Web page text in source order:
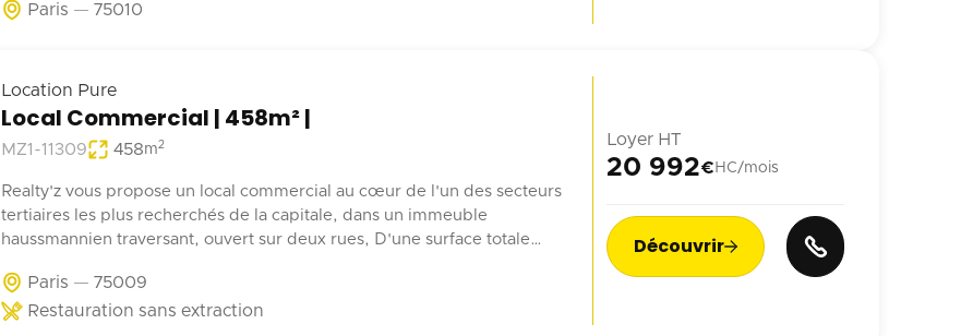
emplacements de stationnement en sous-sol complètent ce bien.
Paris 75010
Location Pure
Local Commercial | 458m² |
MZ1-11309 458m2
Realty'z vous propose un local commercial au cœur de l'un des secteurs
tertiaires les plus recherchés de la capitale, dans un immeuble
haussmannien traversant, ouvert sur deux rues, D'une surface totale
complémentaire, ce bien offre une belle hauteur sous plafond, une
vitrine offrant une visibilité premium, et une réelle flexibilité
Paris
75009
Restauration sans extraction
Loyer HT
20 992€ HC/mois
Découvrir 